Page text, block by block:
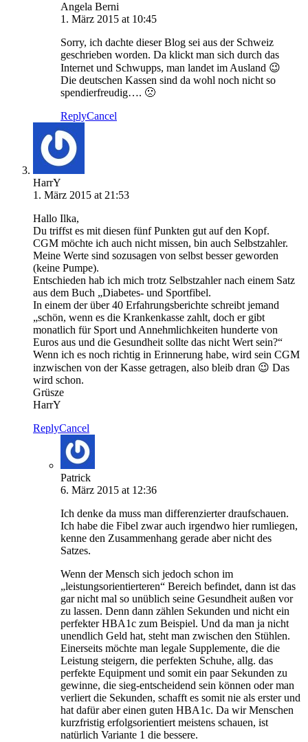
Angela Berni
1. März 2015 at 10:45
Sorry, ich dachte dieser Blog sei aus der Schweiz
geschrieben worden. Da klickt man sich durch das
Internet und Schwupps, man landet im Ausland 😉
Die deutschen Kassen sind da wohl noch nicht so
spendierfreudig…. 🙁
ReplyCancel
HarrY
1. März 2015 at 21:53
Hallo Ilka,
Du triffst es mit diesen fünf Punkten gut auf den Kopf.
CGM möchte ich auch nicht missen, bin auch Selbstzahler.
Meine Werte sind sozusagen von selbst besser geworden
(keine Pumpe).
Entschieden hab ich mich trotz Selbstzahler nach einem Satz
aus dem Buch „Diabetes- und Sportfibel.
In einem der über 40 Erfahrungsberichte schreibt jemand
„schön, wenn es die Krankenkasse zahlt, doch er gibt
monatlich für Sport und Annehmlichkeiten hunderte von
Euros aus und die Gesundheit sollte das nicht Wert sein?“
Wenn ich es noch richtig in Erinnerung habe, wird sein CGM
inzwischen von der Kasse getragen, also bleib dran 😉 Das
wird schon.
Grüsze
HarrY
ReplyCancel
Patrick
6. März 2015 at 12:36
Ich denke da muss man differenzierter draufschauen.
Ich habe die Fibel zwar auch irgendwo hier rumliegen,
kenne den Zusammenhang gerade aber nicht des
Satzes.
Wenn der Mensch sich jedoch schon im
„leistungsorientierteren“ Bereich befindet, dann ist das
gar nicht mal so unüblich seine Gesundheit außen vor
zu lassen. Denn dann zählen Sekunden und nicht ein
perfekter HBA1c zum Beispiel. Und da man ja nicht
unendlich Geld hat, steht man zwischen den Stühlen.
Einerseits möchte man legale Supplemente, die die
Leistung steigern, die perfekten Schuhe, allg. das
perfekte Equipment und somit ein paar Sekunden zu
gewinne, die sieg-entscheidend sein können oder man
verliert die Sekunden, schafft es somit nie als erster und
hat dafür aber einen guten HBA1c. Da wir Menschen
kurzfristig erfolgsorientiert meistens schauen, ist
natürlich Variante 1 die bessere.